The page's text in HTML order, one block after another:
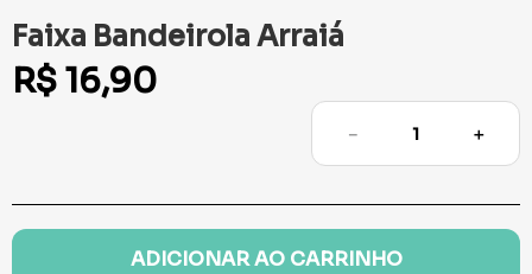
Faixa Bandeirola Arraiá
R$ 16,90
＋
－
ADICIONAR AO CARRINHO